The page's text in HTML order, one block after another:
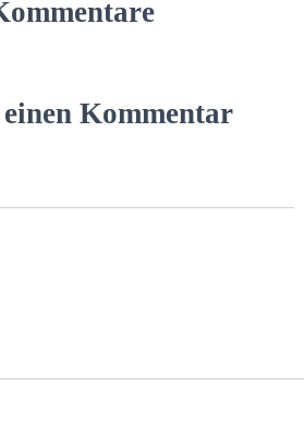
Kommentar